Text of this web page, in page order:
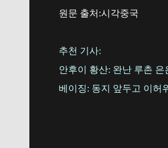
원문 출처:시각중국
추천 기사:
안후이 황산: 완난 루촌 은
베이징: 동지 앞두고 이허